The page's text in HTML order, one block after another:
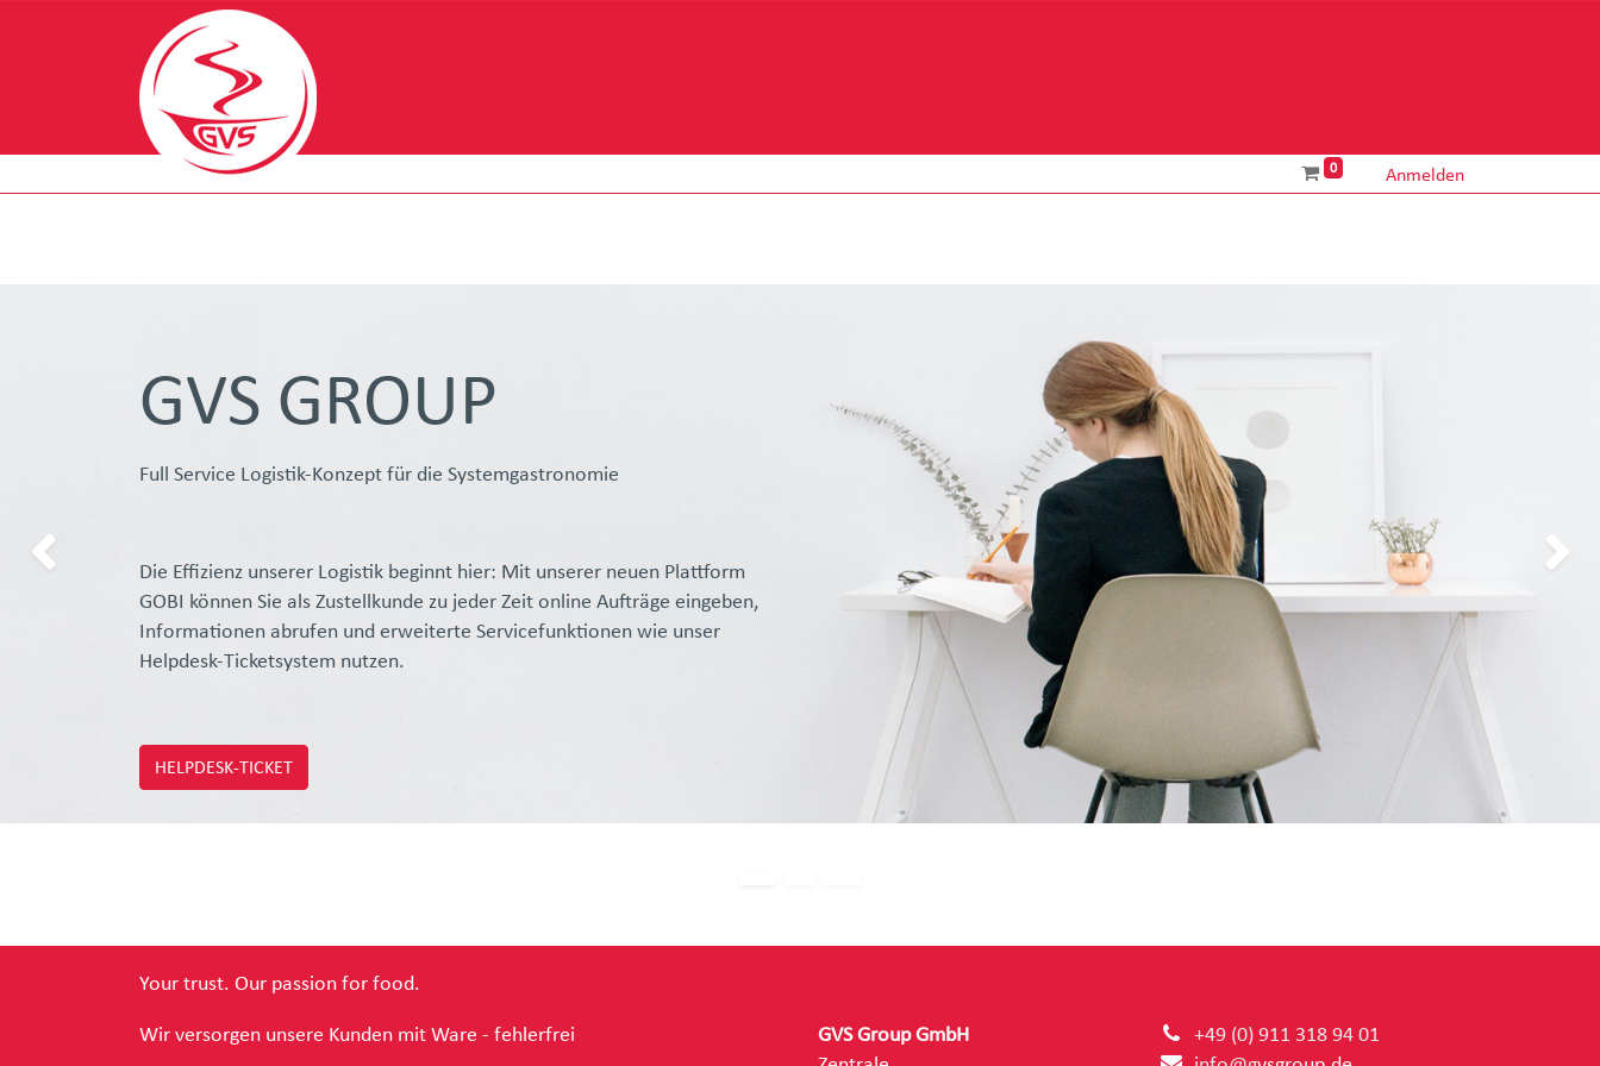
0 Anmelden
GVS GROUP
Full Service Logistik-Konzept für die Systemgastronomie
Die Effizienz unserer Logistik beginnt hier: Mit unserer neuen Plattform
GOBI können Sie als Zustellkunde zu jeder Zeit online Aufträge eingeben,
Informationen abrufen und erweiterte Servicefunktionen wie unser
Helpdesk-Ticketsystem nutzen.
HELPDESK-TICKET
Zurück Weiter
Your trust. Our passion for food.
Wir versorgen unsere Kunden mit Ware - fehlerfrei
GVS Group GmbH
+49 (0) 911 318 94 01